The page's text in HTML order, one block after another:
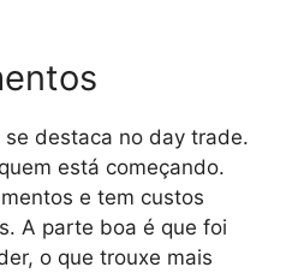
se destaca no day trade.
está começando.
e tem custos
A parte boa é que foi
o que trouxe mais